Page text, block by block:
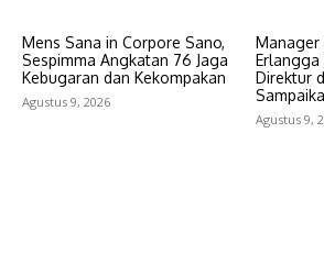
Mens Sana in Corpore Sano,
Sespimma Angkatan 76 Jaga
Kebugaran dan Kekompakan
Agustus 9, 2026
Manager
Erlangga
Direktur
Agustus 9,